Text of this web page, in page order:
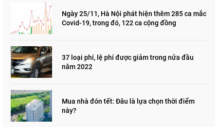
Ngày 25/11, Hà Nội phát hiện thêm 285 ca mắc
Covid-19, trong đó, 122 ca cộng đồng
37 loại phí, lệ phí được giảm trong nửa đầu
năm 2022
Mua nhà đón tết: Đâu là lựa chọn thời điểm
này?